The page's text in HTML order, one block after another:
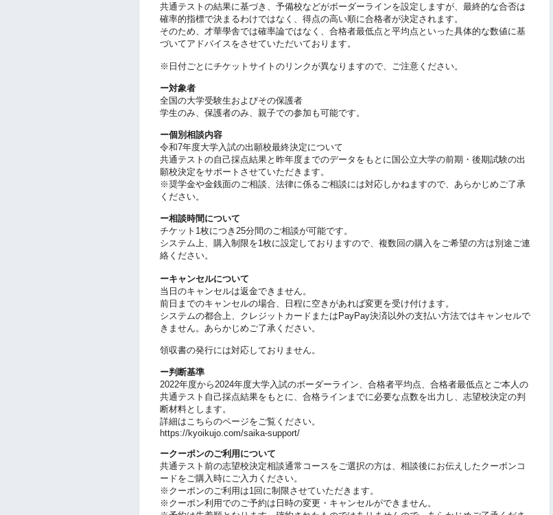
共通テストの結果に基づき、予備校などがボーダーラインを設定しますが、 最終的な合否は
確率的指標で決まるわけではなく、得点の高い順に合格者が決定されます。
そのため、才華學舎では確率論ではなく、合格者最低点と平均点といった具体的な数値に基
づいてアドバイスをさせていただいております。
※日付ごとにチケットサイトのリンクが異なりますので、ご注意ください。
ー対象者
全国の大学受験生およびその保護者
学生のみ、保護者のみ、親子での参加も可能です。
ー個別相談内容
令和7年度大学入試の出願校最終決定について
共通テストの自己採点結果と昨年度までのデータをもとに国公立大学の前期・後期試験の出
願校決定をサポートさせていただきます。
※奨学金や金銭面のご相談、法律に係るご相談には対応しかねますので、あらかじめご了承
ください。
ー相談時間について
チケット1枚につき25分間のご相談が可能です。
システム上、購入制限を1枚に設定しておりますので、複数回の購入をご希望の方は別途ご連
絡ください。
ーキャンセルについて
当日のキャンセルは返金できません。
前日までのキャンセルの場合、日程に空きがあれば変更を受け付けます。
システムの都合上、クレジットカードまたはPayPay決済以外の支払い方法ではキャンセルで
きません。あらかじめご了承ください。
領収書の発行には対応しておりません。
ー判断基準
2022年度から2024年度大学入試のボーダーライン、合格者平均点、合格者最低点とご本人の
共通テスト自己採点結果をもとに、合格ラインまでに必要な点数を出力し、志望校決定の判
断材料とします。
詳細はこちらのページをご覧ください。
https://kyoikujo.com/saika-support/
ークーポンのご利用について
共通テスト前の志望校決定相談通常コースをご選択の方は、相談後にお伝えしたクーポンコ
ードをご購入時にご入力ください。
※クーポンのご利用は1回に制限させていただきます。
※クーポン利用でのご予約は日時の変更・キャンセルができません。